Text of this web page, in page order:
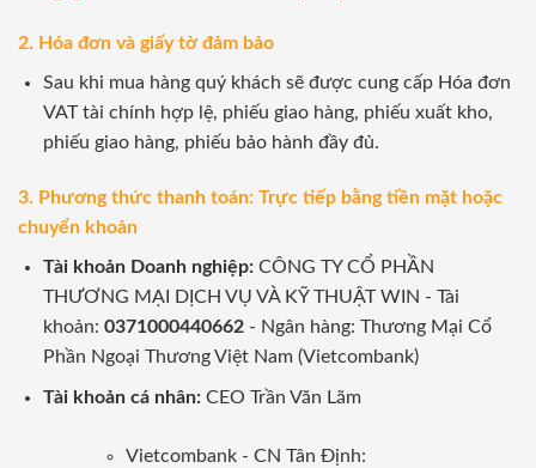
2. Hóa đơn và giấy tờ đảm bảo
Sau khi mua hàng quý khách sẽ được cung cấp Hóa đơn
VAT tài chính hợp lệ, phiếu giao hàng, phiếu xuất kho,
phiếu giao hàng, phiếu bảo hành đầy đủ.
3. Phương thức thanh toán: Trực tiếp bằng tiền mặt hoặc
chuyển khoản
Tài khoản Doanh nghiệp:CÔNG TY CỔ PHẦN
THƯƠNG MẠI DỊCH VỤ VÀ KỸ THUẬT WIN - Tài
khoản: 0371000440662- Ngân hàng: Thương Mại Cổ
Phần Ngoại Thương Việt Nam (Vietcombank)
Tài khoản cá nhân: CEO Trần Văn Lãm
Vietcombank - CN Tân Định: